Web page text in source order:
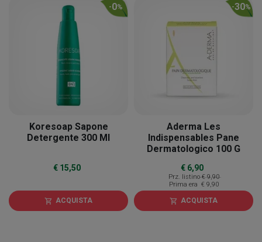
-0%
Koresoap Sapone
Detergente 300 Ml
€ 15,50
shopping_cart ACQUISTA
-30%
Aderma Les
Indispensables Pane
Dermatologico 100 G
€ 6,90
Prz. listino € 9,90
Prima era € 9,90
shopping_cart ACQUISTA